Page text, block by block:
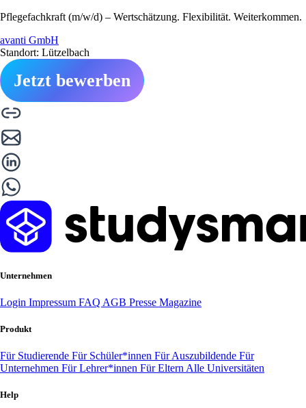
Pflegefachkraft (m/w/d) – Wertschätzung. Flexibilität. Weiterkommen.
avanti GmbH
Standort: Lützelbach
Jetzt bewerben
Unternehmen
Login Impressum FAQ AGB Presse Magazine
Produkt
Für Studierende Für Schüler*innen Für Auszubildende Für
Unternehmen Für Lehrer*innen Für Eltern Alle Universitäten
Help